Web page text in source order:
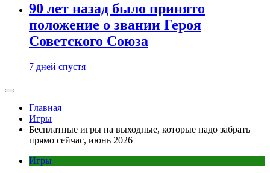
90 лет назад было принято
положение о звании Героя
Советского Союза
7 дней спустя
Главная
Игры
Бесплатные игры на выходные, которые надо забрать
прямо сейчас, июнь 2026
Игры